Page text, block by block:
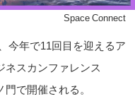
©Space Connect
今年で11回目を迎えるア
ネスカンファレンス
門で開催される。